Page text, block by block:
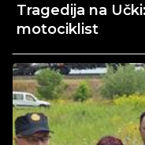
Tragedija na
motociklist